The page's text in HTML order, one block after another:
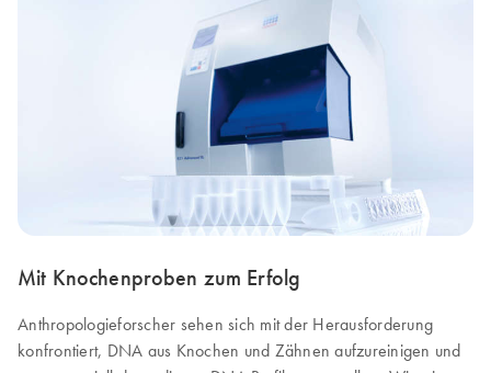
Mit Knochenproben zum Erfolg
Anthropologieforscher sehen sich mit der Herausforderung
konfrontiert, DNA aus Knochen und Zähnen aufzureinigen und